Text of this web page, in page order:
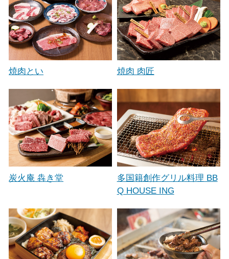
焼肉とい 焼肉 肉匠
炭火庵 犇き堂
多国籍創作グリル料理 BB
Q HOUSE ING